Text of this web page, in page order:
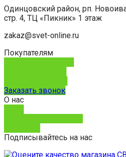
Одинцовский район, рп.
стр. 4, ТЦ «Пикник» 1 этаж
zakaz@svet-online.ru
Покупателям
Заказать звонок
О нас
Подписывайтесь на нас